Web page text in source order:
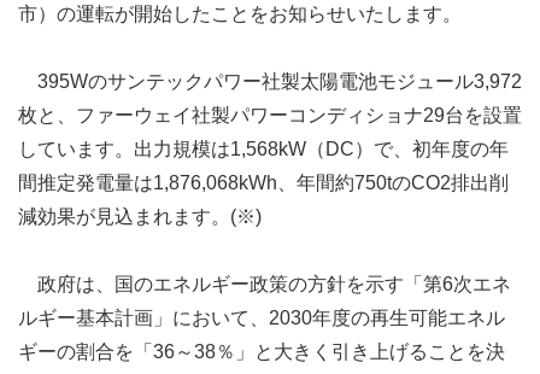
市）の運転が開始したことをお知らせいたします。
395Wのサンテックパワー社製太陽電池モジュール3,972
枚と、ファーウェイ社製パワーコンディショナ29台を設置
しています。出力規模は1,568kW（DC）で、初年度の年
間推定発電量は1,876,068kWh、年間約750tのCO2排出削
減効果が見込まれます。(※)
政府は、国のエネルギー政策の方針を示す「第6次エネ
ルギー基本計画」において、2030年度の再生可能エネル
ギーの割合を「36～38％」と大きく引き上げることを決